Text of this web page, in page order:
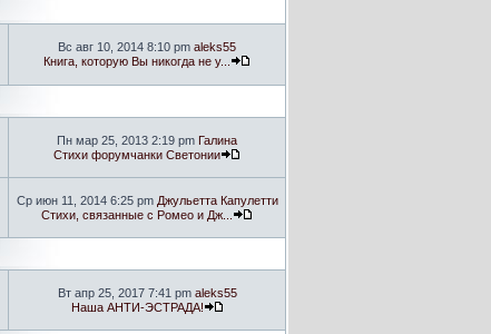
Вс авг 10, 2014 8:10 pm aleks55
Книга, которую Вы никогда не у...
Пн мар 25, 2013 2:19 pm Галина
Стихи форумчанки Светонии
Ср июн 11, 2014 6:25 pm Джульетта Капулетти
Стихи, связанные с Ромео и Дж...
Вт апр 25, 2017 7:41 pm aleks55
Наша АНТИ-ЭСТРАДА!